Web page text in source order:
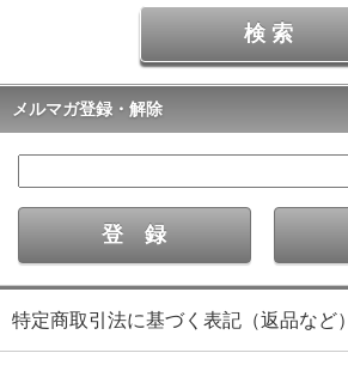
メルマガ登録・解除
特定商取引法に基づく表記（返品など）